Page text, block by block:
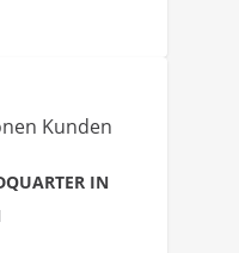
Kunden
IN